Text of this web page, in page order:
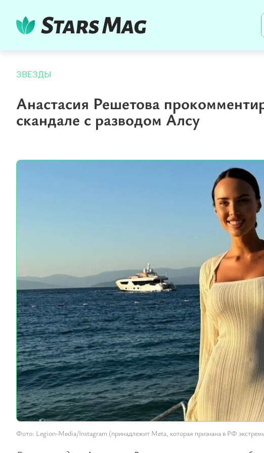
ЗВЕЗДЫ
Анастасия Решетова
скандале с разводом Алсу
Фото: Legion-Media/Instagram (принадлежит Meta, которая признана в РФ